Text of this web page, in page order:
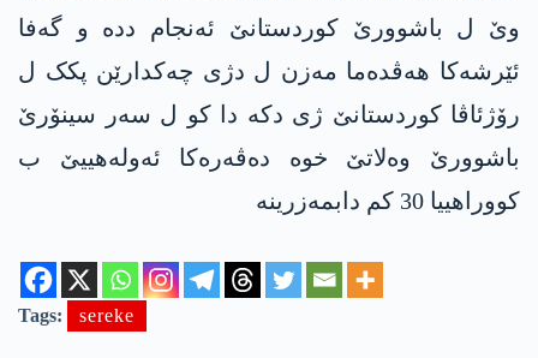
وێ ل باشوورێ كوردستانێ ئەنجام ددە و گەفا
ئێرشەکا هەڤدەما مەزن ل دژی چەکدارێن پکک ل
رۆژئاڤا كوردستانێ ژی دکە دا کو ل سەر سینۆرێ
باشوورێ وەلاتێ خوە دەڤەرەکا ئەولەهییێ ب
كووراهییا 30 كم دابمەزرینە
Tags: sereke